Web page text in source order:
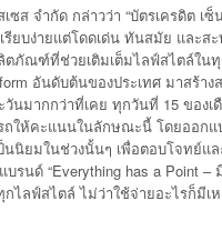
ส จำกัด กล่าวว่า “บัตรเครดิต เซ็
ยบง่ายแต่โดดเด่น ทันสมัย และส
ตภัณฑ์ที่ช่วยเติมเต็มไลฟ์สไตล์ใน
อันดับต้นของประเทศ มาสร้าง
นมากกว่าที่เคย ทุกวันที่ 15 ของเ
ถให้คะแนนในลักษณะนี้ โดยออก
นิยมในช่วงนั้นๆ เพื่อตอบโจทย์แล
รนด์ “Everything has a Point –
ลฟ์สไตล์ ไม่ว่าใช้จ่ายอะไรก็มีเ